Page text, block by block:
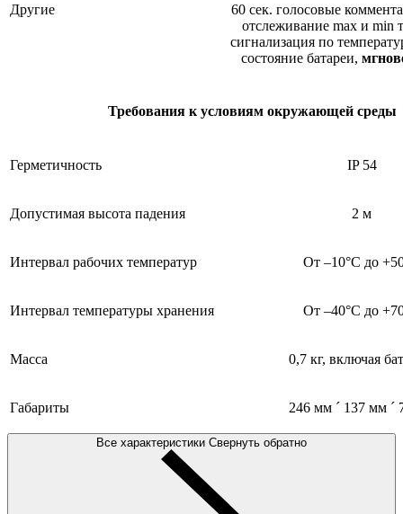
Другие
60 сек. голосовые
отслеживание max и min
сигнализация по
состояние батареи,
Требования к условиям окружающей среды
Герметичность IP 54
Допустимая высота падения 2 м
Интервал рабочих температур От –10°С до
Интервал температуры хранения От –40°С до
Масса 0,7 кг, включая
Габариты 246 мм ´ 137 мм ´
Все характеристики Свернуть обратно